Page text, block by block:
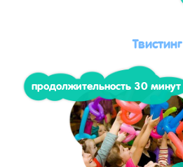
Твистинг
продолжительность 30 минут